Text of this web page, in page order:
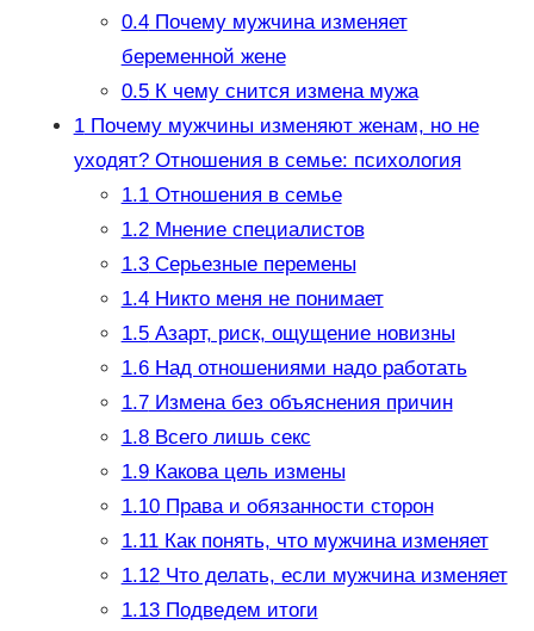
0.4Почему мужчина изменяет
беременной жене
0.5К чему снится измена мужа
1Почему мужчины изменяют женам, но не
уходят? Отношения в семье: психология
1.1Отношения в семье
1.2Мнение специалистов
1.3Серьезные перемены
1.4Никто меня не понимает
1.5Азарт, риск, ощущение новизны
1.6Над отношениями надо работать
1.7Измена без объяснения причин
1.8Всего лишь секс
1.9Какова цель измены
1.10Права и обязанности сторон
1.11Как понять, что мужчина изменяет
1.12Что делать, если мужчина изменяет
1.13Подведем итоги